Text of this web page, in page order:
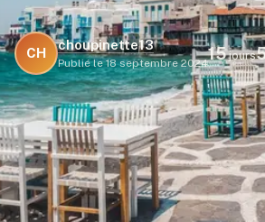
CH
choupinette13
Publié le 18 septembre 2024
15jours